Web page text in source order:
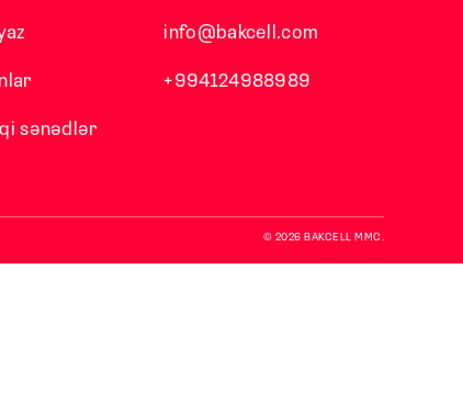
sənədlər
info@bakcell.com
+994124988989
© 2026 BAKCELL MMC.